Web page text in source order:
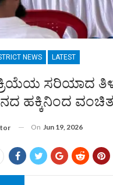
NEWS LATEST
ಸರಿಯಾದ
ಹಕ್ಕಿನಿಂದ
On Jun 19, 2026